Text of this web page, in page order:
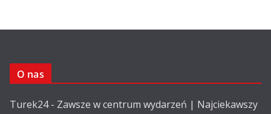
O nas
Turek24 - Zawsze w centrum wydarzeń | Najciekawszy